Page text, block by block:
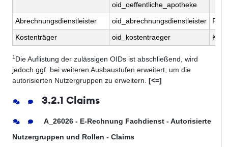
oid_oeffentliche_apotheke
Abrechnungsdienstleister oid_abrechnungsdienstleister
Kostenträger
oid_kostentraeger
1 Die Auflistung der zulässigen OIDs ist abschließend, wird
jedoch ggf. bei weiteren Ausbaustufen erweitert, um die
autorisierten Nutzergruppen zu erweitern. [<=]
3.2.1 Claims
A_26026 - E-Rechnung Fachdienst - Autorisierte
Nutzergruppen und Rollen - Claims